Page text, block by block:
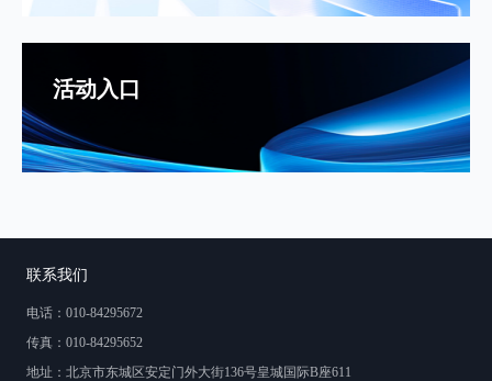
活动入口
联系我们
电话：010-84295672
传真：010-84295652
地址：北京市东城区安定门外大街136号皇城国际B座611